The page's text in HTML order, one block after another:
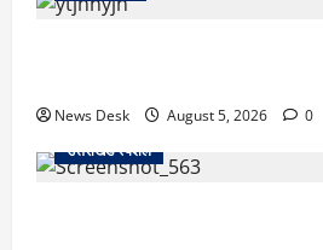
News Desk August 5, 2026
0
उत्तराखंड स्पेशल